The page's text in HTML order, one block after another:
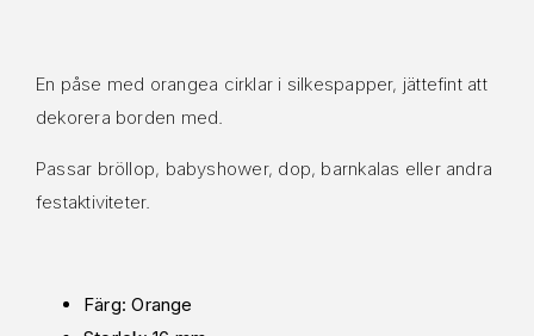
En påse med orangea cirklar i silkespapper, jättefint att
dekorera borden med.
Passar bröllop, babyshower, dop, barnkalas eller andra
festaktiviteter.
Färg: Orange